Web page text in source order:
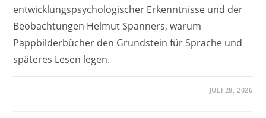
entwicklungspsychologischer Erkenntnisse und der
Beobachtungen Helmut Spanners, warum
Pappbilderbücher den Grundstein für Sprache und
späteres Lesen legen.
JULI 28, 2026